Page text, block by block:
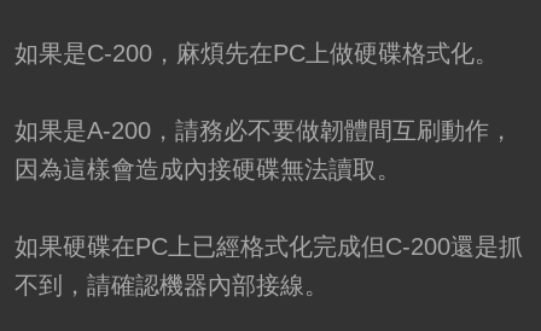
如果是C-200，麻煩先在PC上做硬碟格式化。
如果是A-200，請務必不要做韌體間互刷動作，
因為這樣會造成內接硬碟無法讀取。
如果硬碟在PC上已經格式化完成但C-200還是抓
不到，請確認機器內部接線。